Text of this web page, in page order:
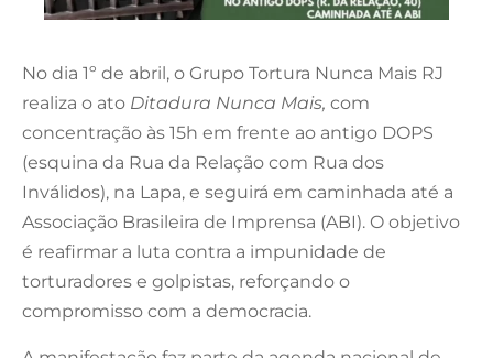
No dia 1º de abril, o Grupo Tortura Nunca Mais RJ
realiza o ato Ditadura Nunca Mais, com
concentração às 15h em frente ao antigo DOPS
(esquina da Rua da Relação com Rua dos
Inválidos), na Lapa, e seguirá em caminhada até a
Associação Brasileira de Imprensa (ABI). O objetivo
é reafirmar a luta contra a impunidade de
torturadores e golpistas, reforçando o
compromisso com a democracia.